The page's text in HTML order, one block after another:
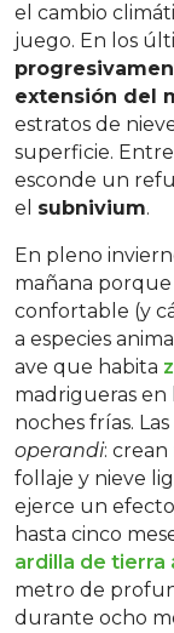
el cambio
juego. En los
extensión del
estratos de
superficie.
esconde un
el subnivium.
En pleno
mañana
confortable (y
a especies
ave que habita
madrigueras en
noches frías. Las
operandi: crean
follaje y nieve
ejerce un
hasta cinco
ardilla de tierra
metro de
durante ocho